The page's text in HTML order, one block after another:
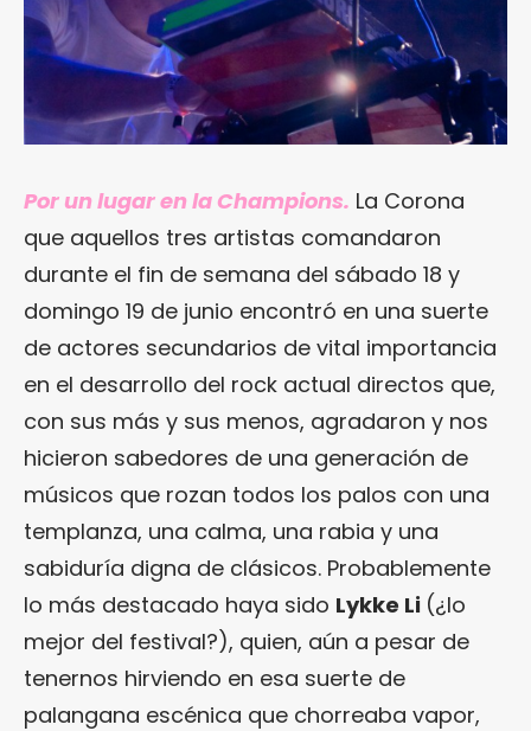
Por un lugar en la Champions. La Corona
que aquellos tres artistas comandaron
durante el fin de semana del sábado 18 y
domingo 19 de junio encontró en una suerte
de actores secundarios de vital importancia
en el desarrollo del rock actual directos que,
con sus más y sus menos, agradaron y nos
hicieron sabedores de una generación de
músicos que rozan todos los palos con una
templanza, una calma, una rabia y una
sabiduría digna de clásicos. Probablemente
lo más destacado haya sido Lykke Li (¿lo
mejor del festival?), quien, aún a pesar de
tenernos hirviendo en esa suerte de
palangana escénica que chorreaba vapor,